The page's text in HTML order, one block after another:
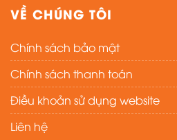
VỀ CHÚNG TÔI
Chính sách bảo mật
Chính sách thanh toán
Điều khoản sử dụng website
Liên hệ